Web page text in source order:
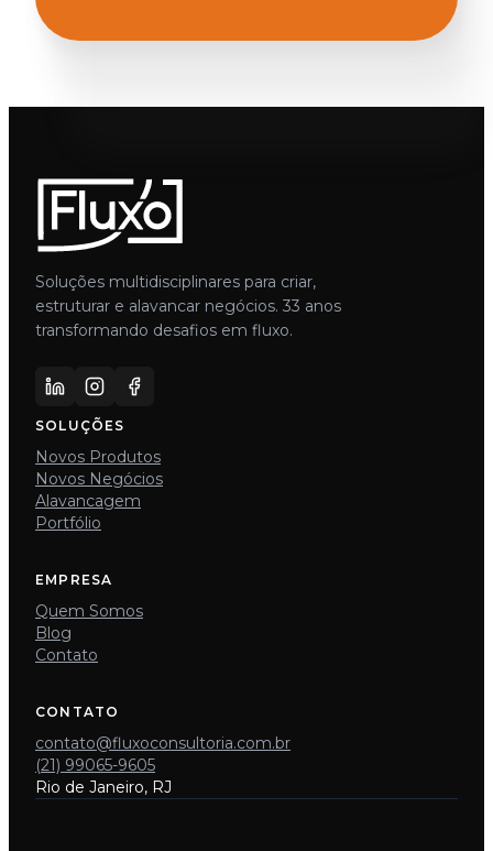
Soluções multidisciplinares para criar,
estruturar e alavancar negócios. 33 anos
transformando desafios em fluxo.
SOLUÇÕES
Novos Produtos
Novos Negócios
Alavancagem
Portfólio
EMPRESA
Quem Somos
Blog
Contato
CONTATO
contato@fluxoconsultoria.com.br
(21) 99065-9605
Rio de Janeiro, RJ